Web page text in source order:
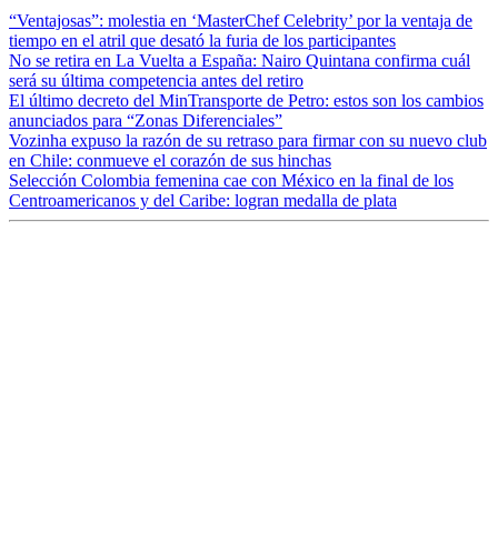
“Ventajosas”: molestia en ‘MasterChef Celebrity’ por la ventaja de
tiempo en el atril que desató la furia de los participantes
No se retira en La Vuelta a España: Nairo Quintana confirma cuál
será su última competencia antes del retiro
El último decreto del MinTransporte de Petro: estos son los cambios
anunciados para “Zonas Diferenciales”
Vozinha expuso la razón de su retraso para firmar con su nuevo club
en Chile: conmueve el corazón de sus hinchas
Selección Colombia femenina cae con México en la final de los
Centroamericanos y del Caribe: logran medalla de plata